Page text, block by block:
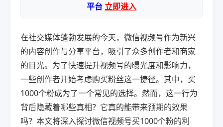
平台立即进入
在社交媒体蓬勃发展的今天，微信视频号作为新兴
的内容创作与分享平台，吸引了众多创作者和商家
的目光。为了快速提升视频号的曝光度和影响力，
一些创作者开始考虑购买粉丝这一捷径。其中，买
1000个粉成为了一个常见的选择。然而，这一行为
背后隐藏着哪些真相？它真的能带来预期的效果
吗？本文将深入探讨微信视频号买1000个粉的利